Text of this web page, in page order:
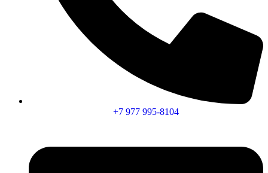
+7 977 995-8104